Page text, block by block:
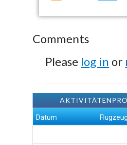
Comments
Please log in or
Datum Flugzeug